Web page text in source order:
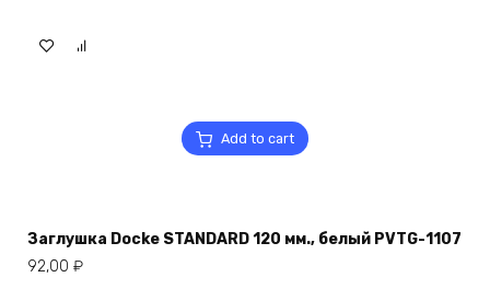
Add to cart
Заглушка Docke STANDARD 120 мм., белый PVTG-1107
92,00 ₽